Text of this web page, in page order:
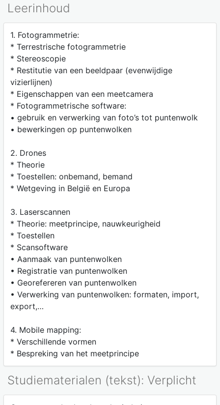
Leerinhoud
1. Fotogrammetrie:
* Terrestrische fotogrammetrie
* Stereoscopie
* Restitutie van een beeldpaar (evenwijdige
vizierlijnen)
* Eigenschappen van een meetcamera
* Fotogrammetrische software:
• gebruik en verwerking van foto’s tot puntenwolk
• bewerkingen op puntenwolken
2. Drones
* Theorie
* Toestellen: onbemand, bemand
* Wetgeving in België en Europa
3. Laserscannen
* Theorie: meetprincipe, nauwkeurigheid
* Toestellen
* Scansoftware
• Aanmaak van puntenwolken
• Registratie van puntenwolken
• Georefereren van puntenwolken
• Verwerking van puntenwolken: formaten, import,
export,…
4. Mobile mapping:
* Verschillende vormen
* Bespreking van het meetprincipe
Studiematerialen (tekst): Verplicht